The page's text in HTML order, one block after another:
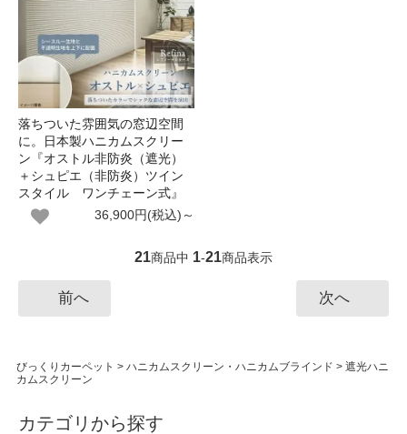
落ちついた雰囲気の窓辺空間
に。日本製ハニカムスクリー
ン『オストル非防炎（遮光）
＋シュピエ（非防炎）ツイン
スタイル ワンチェーン式』
36,900円(税込)～
21商品中 1-21商品表示
前へ 次へ
びっくりカーペット > ハニカムスクリーン・ハニカムブラインド > 遮光ハニ
カムスクリーン
カテゴリから探す